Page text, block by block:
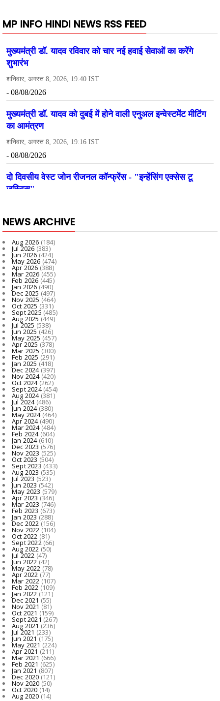
MP INFO HINDI NEWS RSS FEED
NEWS ARCHIVE
Aug 2026 (184)
Jul 2026 (383)
Jun 2026(424)
May 2026(474)
Apr 2026 (388)
Mar 2026(455)
Feb 2026 (445)
Jan 2026 (490)
Dec 2025(497)
Nov 2025 (464)
Oct 2025 (331)
Sept 2025 (485)
Aug 2025 (449)
Jul 2025 (538)
Jun 2025(426)
May 2025(457)
Apr 2025 (378)
Mar 2025 (300)
Feb 2025 (291)
Jan 2025 (418)
Dec 2024(397)
Nov 2024(420)
Oct 2024(262)
Sept 2024(454)
Aug 2024(381)
Jul 2024(486)
Jun 2024(380)
May 2024(464)
Apr 2024(490)
Mar 2024(484)
Feb 2024(604)
Jan 2024(610)
Dec 2023(576)
Nov 2023 (525)
Oct 2023 (504)
Sept 2023 (433)
Aug 2023 (535)
Jul 2023 (523)
Jun 2023(542)
May 2023(579)
Apr 2023 (346)
Mar 2023 (746)
Feb 2023 (673)
Jan 2023 (288)
Dec 2022(156)
Nov 2022 (104)
Oct 2022 (81)
Sept 2022(66)
Aug 2022 (50)
Jul 2022 (47)
Jun 2022(42)
May 2022(78)
Apr 2022 (77)
Mar 2022(107)
Feb 2022 (109)
Jan 2022 (121)
Dec 2021 (55)
Nov 2021 (81)
Oct 2021 (159)
Sept 2021 (267)
Aug 2021 (236)
Jul 2021 (233)
Jun 2021(175)
May 2021(224)
Apr 2021 (211)
Mar 2021 (666)
Feb 2021 (625)
Jan 2021 (807)
Dec 2020(121)
Nov 2020 (50)
Oct 2020 (14)
Aug 2020(14)